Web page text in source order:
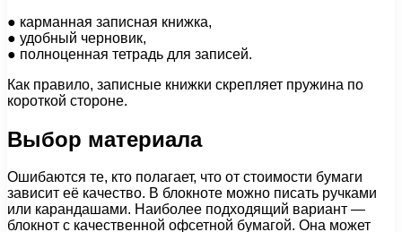
● карманная записная книжка,
● удобный черновик,
● полноценная тетрадь для записей.
Как правило, записные книжки скрепляет пружина по
короткой стороне.
Выбор материала
Ошибаются те, кто полагает, что от стоимости бумаги
зависит её качество. В блокноте можно писать ручками
или карандашами. Наиболее подходящий вариант —
блокнот с качественной офсетной бумагой. Она может